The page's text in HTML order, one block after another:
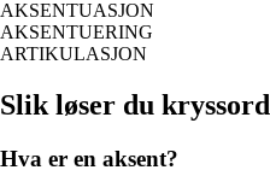
AKSENTUASJON
AKSENTUERING
ARTIKULASJON
Slik løser du
Hva er en aksent?